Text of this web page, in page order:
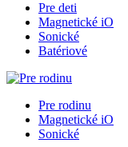
Pre deti
Magnetické iO
Sonické
Batériové
Pre rodinu
Magnetické iO
Sonické